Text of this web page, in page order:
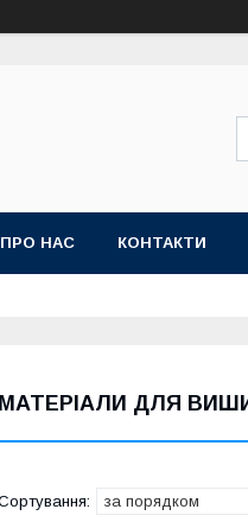
ПРО НАС КОНТАКТИ
МАТЕРІАЛИ ДЛЯ